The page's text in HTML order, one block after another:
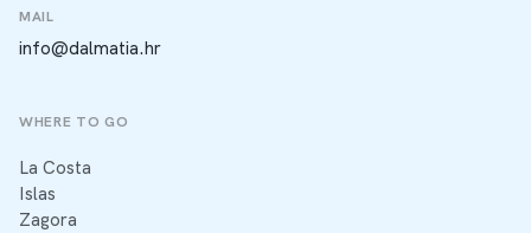
MAIL
info@dalmatia.hr
WHERE TO GO
La Costa
Islas
Zagora